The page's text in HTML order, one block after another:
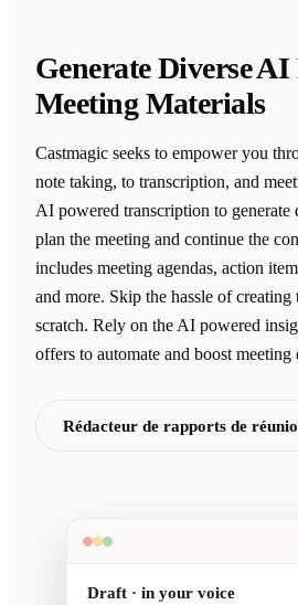
Generate Diverse AI
Meeting Materials
Castmagic seeks to empower you
note taking, to transcription, and
AI powered transcription to generate
plan the meeting and continue the
includes meeting agendas, action
and more. Skip the hassle of creating
scratch. Rely on the AI powered
offers to automate and boost meeting
Rédacteur de rapports de
Draft · in your voice